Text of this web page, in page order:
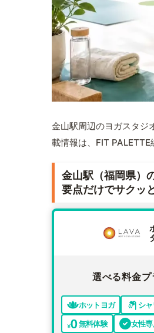
金山駅周辺のヨガスタジ
載情報は、FIT PALETTE
金山駅（福岡県）
要点だけでサクッ
選べる料金プ
ホットヨガ
シ
無料体験
女性